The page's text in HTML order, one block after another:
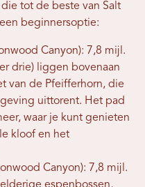
tot de beste van Salt
beginnersoptie:
Canyon): 7,8 mijl.
drie) liggen bovenaan
van de Pfeifferhorn, die
uittorent. Het pad
waar je kunt genieten
kloof en het
Canyon): 7,8 mijl.